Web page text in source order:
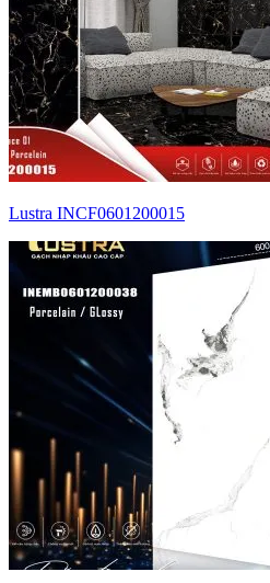
Lustra INCF0601200015